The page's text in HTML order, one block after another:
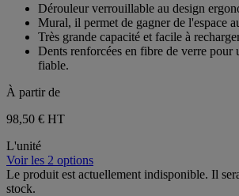
étoiles.
Dérouleur verrouillable au design
Mural, il permet de gagner de l'espace
Très grande capacité et facile à
Dents renforcées en fibre de verre pour
fiable.
À partir de
98,50 € HT
L'unité
Voir les 2 options
Le produit est actuellement indisponible. Il
stock.